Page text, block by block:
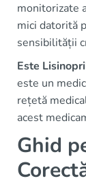
monitorizate
mici datorită
sensibilității
Este
este un
rețetă
acest
Ghid